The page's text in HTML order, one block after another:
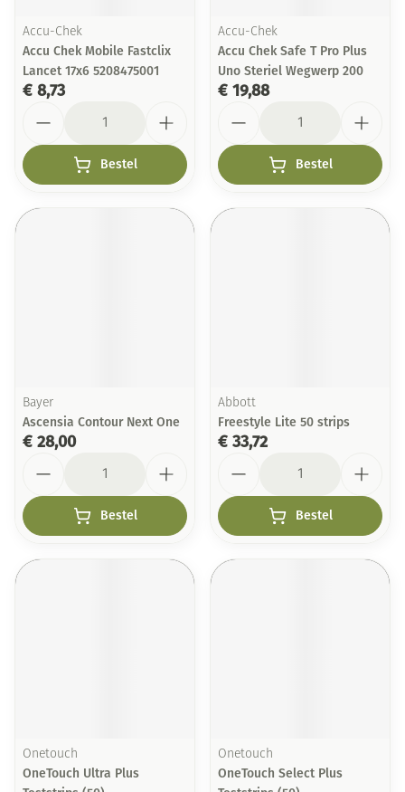
Accu-Chek
Accu Chek Mobile Fastclix
Lancet 17x6 5208475001
€ 8,73
Bestel
Accu-Chek
Accu Chek Safe T Pro Plus
Uno Steriel Wegwerp 200
€ 19,88
Bestel
Bayer
Ascensia Contour Next One
€ 28,00
Bestel
Abbott
Freestyle Lite 50 strips
€ 33,72
Bestel
Onetouch
OneTouch Ultra Plus
Onetouch
OneTouch Select Plus